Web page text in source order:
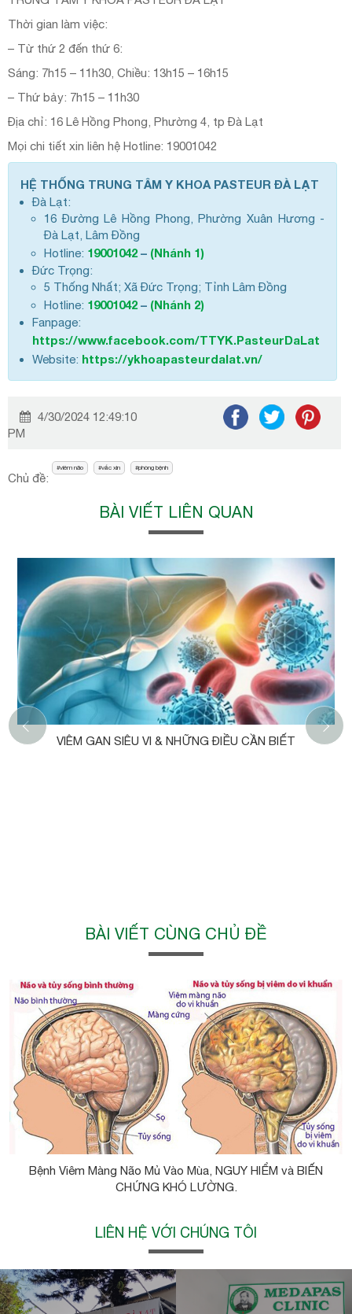
Thời gian làm việc:
– Từ thứ 2 đến thứ 6:
Sáng: 7h15 – 11h30, Chiều: 13h15 – 16h15
– Thứ bảy: 7h15 – 11h30
Địa chỉ: 16 Lê Hồng Phong, Phường 4, tp Đà Lạt
Mọi chi tiết xin liên hệ Hotline: 19001042
HỆ THỐNG TRUNG TÂM Y KHOA PASTEUR ĐÀ LẠT
Đà Lạt:
16 Đường Lê Hồng Phong, Phường Xuân Hương -
Đà Lạt, Lâm Đồng
Hotline: 19001042 – (Nhánh 1)
Đức Trọng:
5 Thống Nhất; Xã Đức Trọng; Tỉnh Lâm Đồng
Hotline: 19001042 – (Nhánh 2)
Fanpage:
https://www.facebook.com/TTYK.PasteurDaLat
Website: https://ykhoapasteurdalat.vn/
4/30/2024 12:49:10
PM
Chủ đề:
viêm não vắc xin phòng bệnh
BÀI VIẾT LIÊN QUAN
‹
VIÊM GAN SIÊU VI & NHỮNG ĐIỀU CẦN BIẾT
BÀI VIẾT CÙNG CHỦ ĐỀ
Bệnh Viêm Màng Não Mủ Vào Mùa, NGUY HIỂM và BIẾN
CHỨNG KHÓ LƯỜNG.
LIÊN HỆ VỚI CHÚNG TÔI